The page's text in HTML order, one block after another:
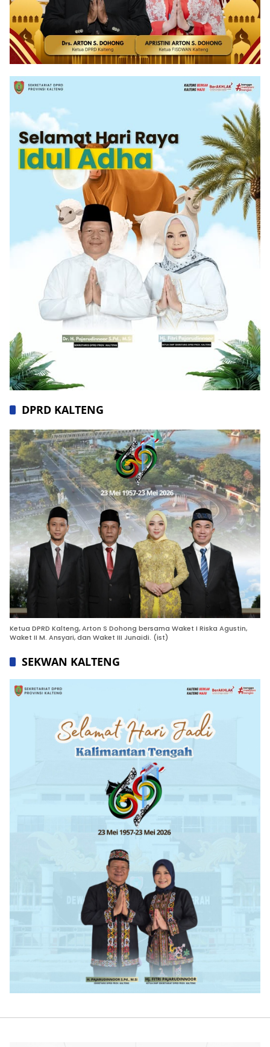
DPRD KALTENG
Ketua DPRD Kalteng, Arton S Dohong bersama Waket I Riska Agustin,
Waket II M. Ansyari, dan Waket III Junaidi. (ist)
SEKWAN KALTENG